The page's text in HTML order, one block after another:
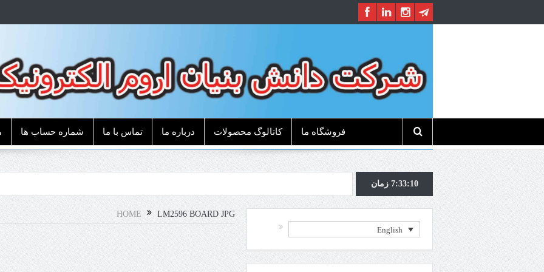
شماره حساب ها تماس با ما درباره ما کاتالوگ محصولات فروشگاه ما
7:33:10 زمان
HOME
LM2596 BOARD JPG
English